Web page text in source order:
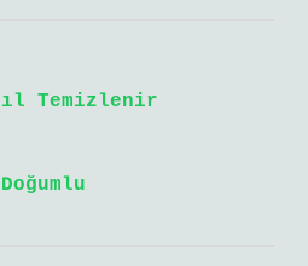
Temizlenir